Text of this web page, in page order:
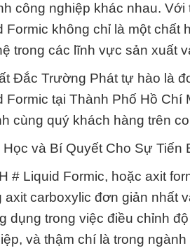
công nghiệp khác nhau.
Formic không chỉ là một
trong các lĩnh vực sản xuất
Đắc Trường Phát tự hào là
Formic tại Thành Phố Hồ
cùng quý khách hàng trên
và Bí Quyết Cho Sự Tiến
# Liquid Formic, hoặc axit
axit carboxylic đơn giản nhất
dụng trong việc điều chỉnh
và thậm chí là trong